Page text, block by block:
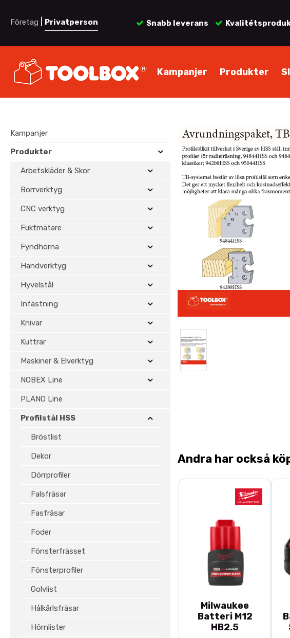
Företag Privatperson Snabb leverans
Kampanjer Produkter
Kampanjer
Produkter
Arbetskläder & Skor
Borrverktyg
CNC verktyg
Fuktmätare
Fyndhörna
Handverktyg
Hyvelstål
Infästning
Knivar
Kuttrar
Maskiner & Elverktyg
NOBEX Line
PLANO Line
Profilstål HSS
Bröstlist
Dekor
Dörrprofiler
Falsfräsar
Fasfräsar
Foder
Fönsterfrässet
Fönsterprofiler
Golvlist
Hålkärlsfräsar
Hörnlister
Andra har också
Milwaukee
Batteri M12
HB2.5